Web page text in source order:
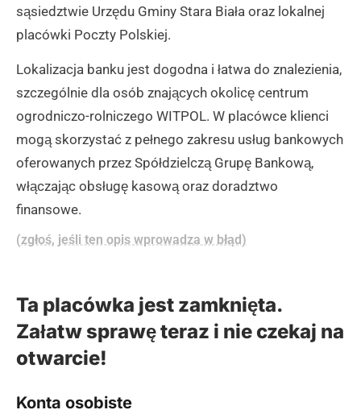
sąsiedztwie Urzędu Gminy Stara Biała oraz lokalnej
placówki Poczty Polskiej.
Lokalizacja banku jest dogodna i łatwa do znalezienia,
szczególnie dla osób znających okolicę centrum
ogrodniczo-rolniczego WITPOL. W placówce klienci
mogą skorzystać z pełnego zakresu usług bankowych
oferowanych przez Spółdzielczą Grupę Bankową,
włączając obsługę kasową oraz doradztwo
finansowe.
(zgłoś, jeśli ten opis wprowadza w błąd)
Ta placówka jest zamknięta.
Załatw sprawę teraz i nie czekaj na
otwarcie!
Konta osobiste